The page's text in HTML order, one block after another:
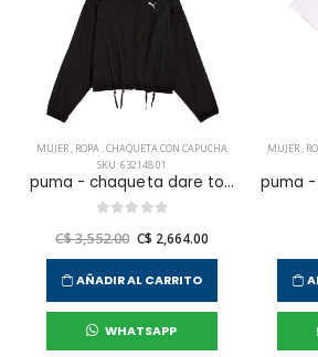
MUJER, ROPA,CHAQUETA CON CAPUCHA
SKU: 632148 01
puma - chaqueta dare to oversized para mujer
C$ 3,552.00 C$ 2,664.00
AÑADIR AL CARRITO
WHATSAPP
MUJER,